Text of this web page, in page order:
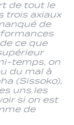
de tout le
trois axiaux
de
ce que
temps, on
du mal à
(Sissoko),
uns les
si on est
de